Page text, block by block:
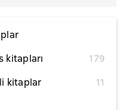
kitapları
179
kitaplar
11
itibaren ₺438,49